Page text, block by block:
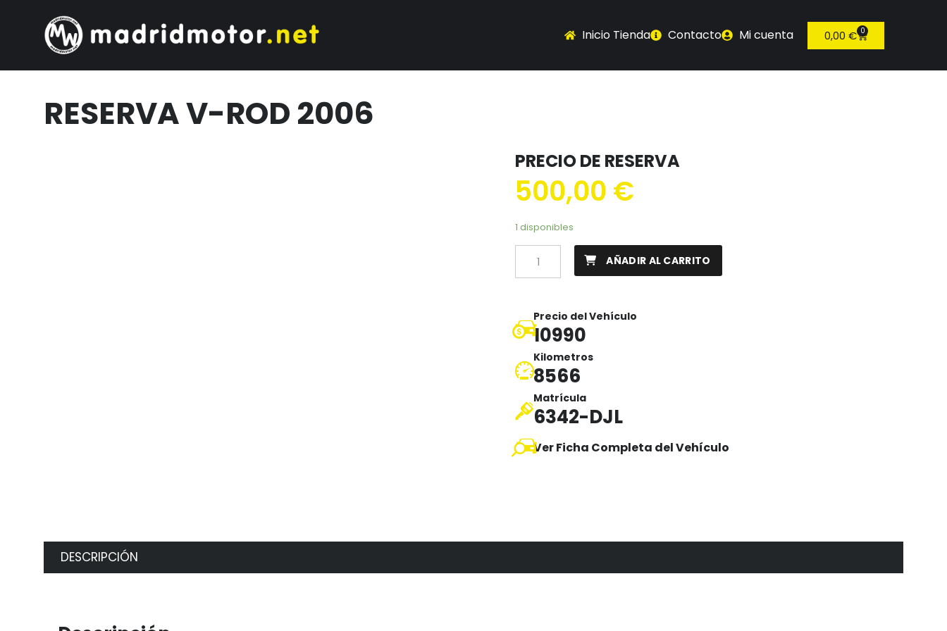
Inicio Tienda Contacto Mi cuenta 0,00€ 0
RESERVA V-ROD 2006
PRECIO DE RESERVA
500,00 €
1 disponibles
AÑADIR AL CARRITO
Precio del Vehículo
10990
Kilometros
8566
Matrícula
6342-DJL
Ver Ficha Completa del Vehículo
DESCRIPCIÓN